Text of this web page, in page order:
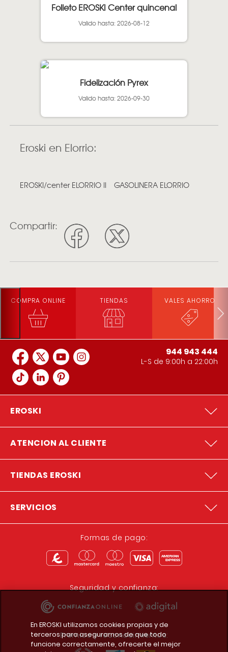
Folleto EROSKI Center quincenal
Valido hasta: 2026-08-12
Fidelización Pyrex
Valido hasta: 2026-09-30
Eroski en Elorrio:
EROSKI/center ELORRIO II GASOLINERA ELORRIO
Compartir:
COMPRA ONLINE TIENDAS VALES AHORRO
944 943 444
L-S de 9:00h a 22:00h
EROSKI
ATENCION AL CLIENTE
TIENDAS EROSKI
SERVICIOS
Formas de pago:
Seguridad y confianza:
Premios y reconocimientos:
En EROSKI utilizamos cookies propias y de
terceros para asegurarnos de que todo
funcione correctamente, ofrecerte el mejor